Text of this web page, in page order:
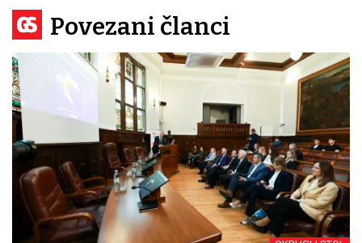
Povezani članci